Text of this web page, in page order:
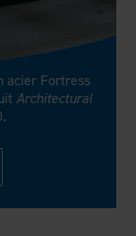
acier Fortress
Architectural